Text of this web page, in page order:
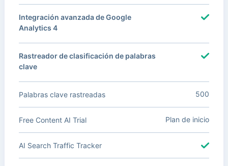
Integración avanzada de Google
Analytics 4
Rastreador de clasificación de palabras
clave
Palabras clave rastreadas 500
Free Content AI Trial Plan de inicio
AI Search Traffic Tracker